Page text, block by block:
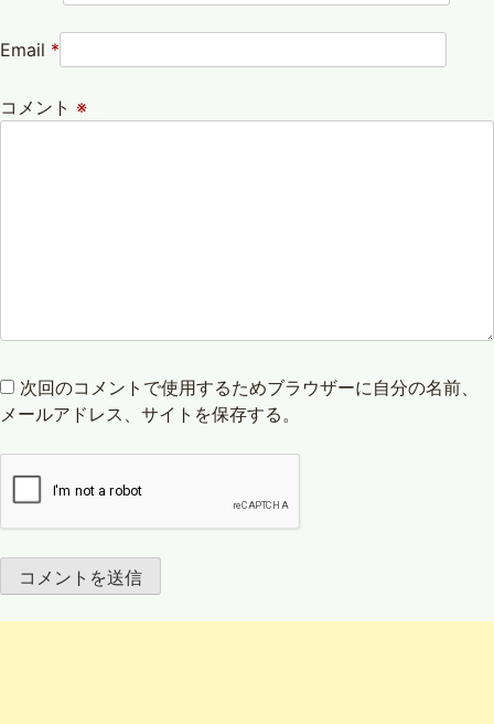
Email *
コメント ※
次回のコメントで使用するためブラウザーに自分の名前、
メールアドレス、サイトを保存する。